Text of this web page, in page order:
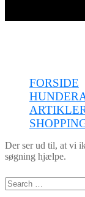
FORSIDE
Der ser ud til, at vi
søgning hjælpe.
Søg
efter: